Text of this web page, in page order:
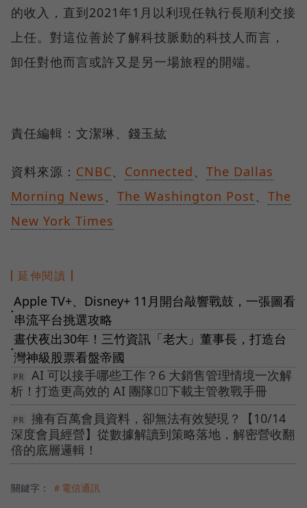
的收入，直到2021年1月以利現任執行長順利交接
上任。對這位善於了解科技脈動的科技人而言，
卸任對他而言或許又是另一場旅程的開端。
責任編輯：文潔琳、錢玉紘
資料來源： CNBC、 Connected、 The Dallas
Morning News、 The Washington Post、 The
New York Times
延伸閱讀
●
Apple TV+、Disney+ 11月開台敲響戰鼓，一張圖看
串流平台挑選攻略
●
晝伏夜出30年！三竹資訊「老大」董事長，打造台
灣神級股票看盤帝國
AI 可以接手哪些工作？6 大銷售管理情境一次解
析！打造更高效的 AI 團隊👉🏻下載主管教戰手冊
擁有百萬會員資料，卻無法有效變現？【10/14
深度會員經營】從數據解讀到策略落地，解密營收翻
倍的底層邏輯！
關鍵字： ＃電信通訊